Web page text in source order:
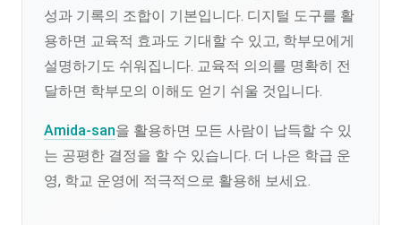
성과 기록의 조합이 기본입니다. 디지털 도구를 활
용하면 교육적 효과도 기대할 수 있고, 학부모에게
설명하기도 쉬워집니다. 교육적 의의를 명확히 전
달하면 학부모의 이해도 얻기 쉬울 것입니다.
Amida-san을 활용하면 모든 사람이 납득할 수 있
는 공평한 결정을 할 수 있습니다. 더 나은 학급 운
영, 학교 운영에 적극적으로 활용해 보세요.